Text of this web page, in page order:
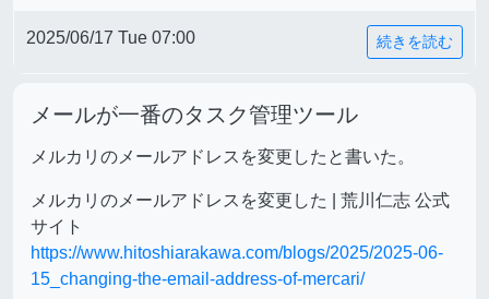
2025/06/17 Tue 07:00 続きを読む
メールが一番のタスク管理ツール
メルカリのメールアドレスを変更したと書いた。
メルカリのメールアドレスを変更した | 荒川仁志 公式
サイト
https://www.hitoshiarakawa.com/blogs/2025/2025-06-
15_changing-the-email-address-of-mercari/